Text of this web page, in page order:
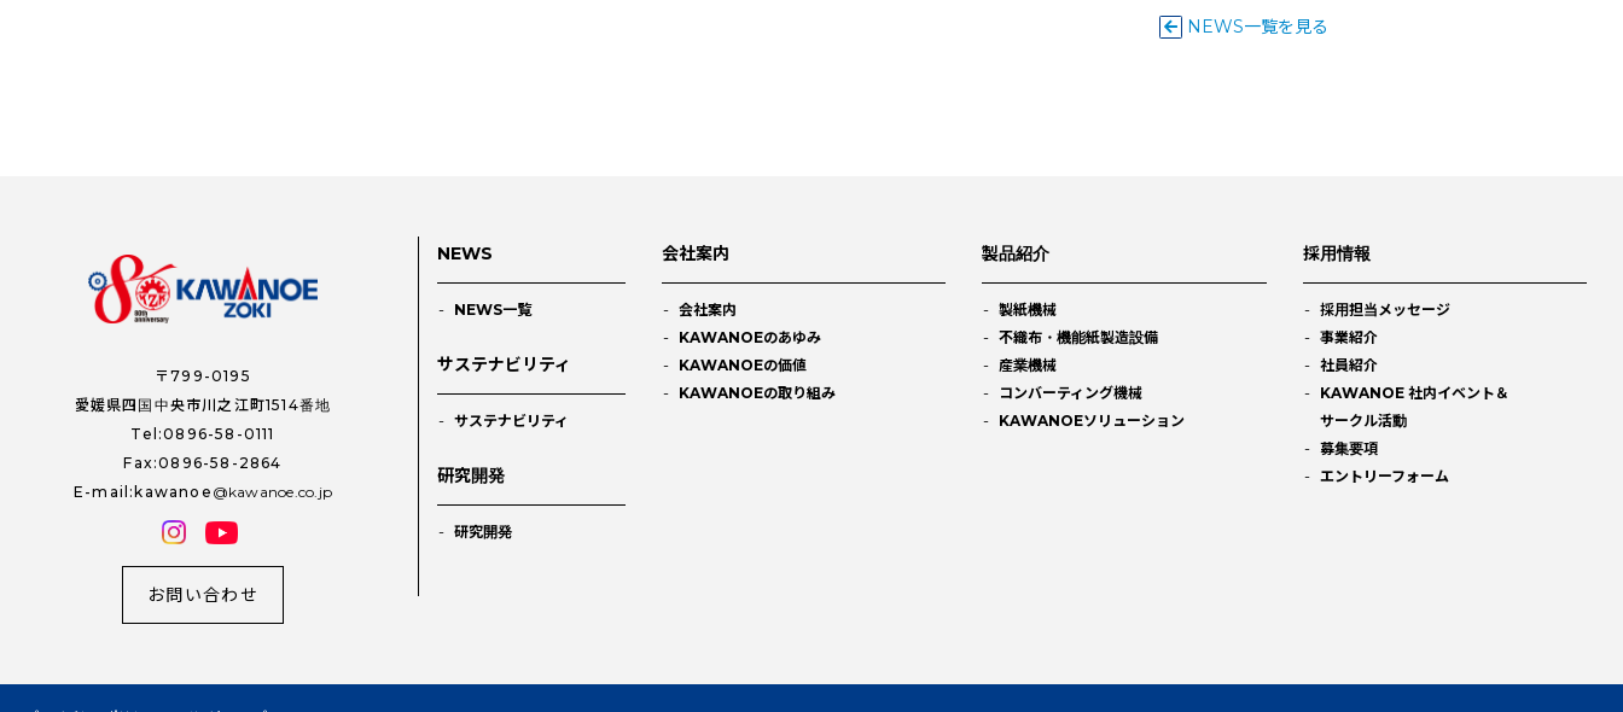
NEWS一覧を見る
〒799-0195
愛媛県四国中央市川之江町1514番地
Tel:0896-58-0111
Fax:0896-58-2864
E-mail:kawanoe
kawanoe.co.jp
お問い合わせ
NEWS
NEWS一覧
サステナビリティ
サステナビリティ
研究開発
研究開発
会社案内
会社案内
KAWANOEのあゆみ
KAWANOEの価値
KAWANOEの取り組み
製品紹介
製紙機械
不織布・機能紙製造設備
産業機械
コンバーティング機械
KAWANOEソリューション
採用情報
採用担当メッセージ
事業紹介
社員紹介
KAWANOE 社内イベント＆
サークル活動
募集要項
エントリーフォーム